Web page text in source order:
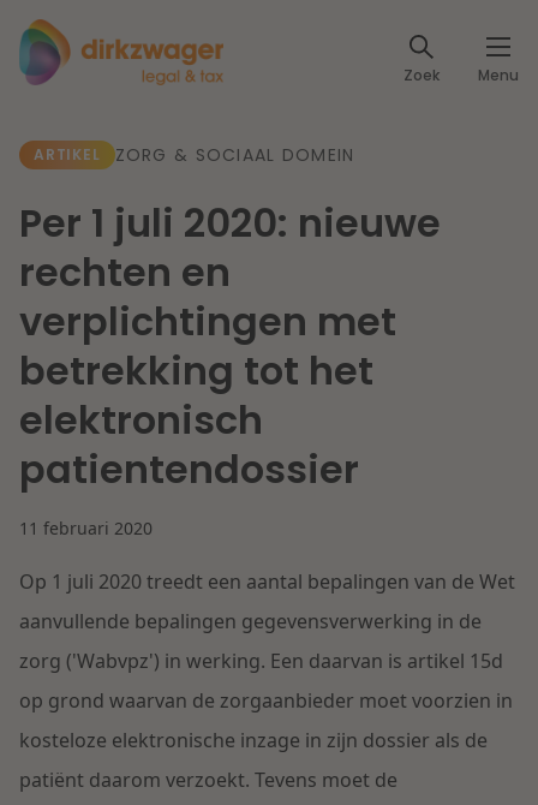
Zoek Menu
Expertises
Fiscaal
Arbeid & Pensioen
IT & Privacy
IE & Innovatie
Herstructurering & Insolventie
Energie
Zorg & Sociaal domein
Lees meer
Dichtbij een toekomstbestendige zorg
Dichtbij de kansen en uitdagingen in de
woningbouw
Artikelen
Klantcases
Events
Specialisten
Over ons
Over Dirkzwager
Internationale partners
Nieuws
Werken bij
Contact
Nederlands
ARTIKEL ZORG & SOCIAAL DOMEIN
Per 1 juli 2020: nieuwe
rechten en
verplichtingen met
betrekking tot het
elektronisch
patientendossier
11 februari 2020
Op 1 juli 2020 treedt een aantal bepalingen van de Wet
aanvullende bepalingen gegevensverwerking in de
zorg ('Wabvpz') in werking. Een daarvan is artikel 15d
op grond waarvan de zorgaanbieder moet voorzien in
kosteloze elektronische inzage in zijn dossier als de
patiënt daarom verzoekt. Tevens moet de